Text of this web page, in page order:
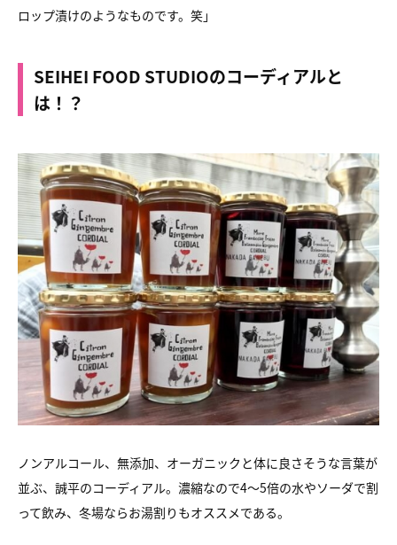
ロップ漬けのようなものです。笑」
SEIHEI FOOD STUDIOのコーディアルと
は！？
ノンアルコール、無添加、オーガニックと体に良さそうな言葉が
並ぶ、誠平のコーディアル。濃縮なので4〜5倍の水やソーダで割
って飲み、冬場ならお湯割りもオススメである。